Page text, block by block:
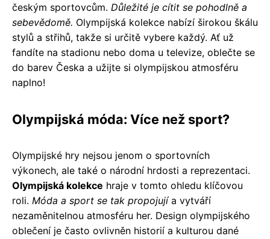
českým sportovcům. Důležité je cítit se pohodlně a
sebevědomě. Olympijská kolekce nabízí širokou škálu
stylů a střihů, takže si určitě vybere každý. Ať už
fandíte na stadionu nebo doma u televize, oblečte se
do barev Česka a užijte si olympijskou atmosféru
naplno!
Olympijská móda: Více než sport?
Olympijské hry nejsou jenom o sportovních
výkonech, ale také o národní hrdosti a reprezentaci.
Olympijská kolekce hraje v tomto ohledu klíčovou
roli. Móda a sport se tak propojujía vytváří
nezaměnitelnou atmosféru her. Design olympijského
oblečení je často ovlivněn historií a kulturou dané